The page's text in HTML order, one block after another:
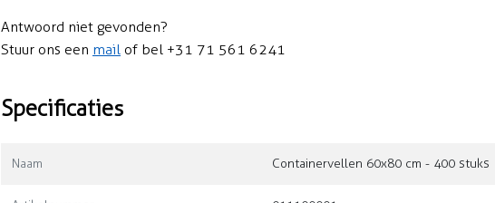
Antwoord niet gevonden?
Stuur ons een mail of bel +31 71 561 6241
Specificaties
Naam Containervellen 60x80 cm - 400 stuks